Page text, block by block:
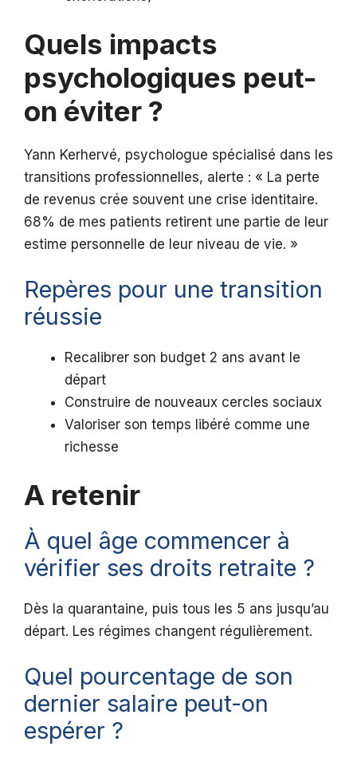
Quels impacts
psychologiques peut-
on éviter ?
Yann Kerhervé, psychologue spécialisé dans les
transitions professionnelles, alerte : « La perte
de revenus crée souvent une crise identitaire.
68% de mes patients retirent une partie de leur
estime personnelle de leur niveau de vie. »
Repères pour une transition
réussie
Recalibrer son budget 2 ans avant le
départ
Construire de nouveaux cercles sociaux
Valoriser son temps libéré comme une
richesse
A retenir
À quel âge commencer à
vérifier ses droits retraite ?
Dès la quarantaine, puis tous les 5 ans jusqu’au
départ. Les régimes changent régulièrement.
Quel pourcentage de son
dernier salaire peut-on
espérer ?